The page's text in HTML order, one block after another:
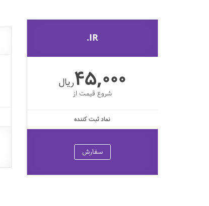
IR.
45,000ریال
شروع قیمت از
نماد ثبت کننده
سفارش